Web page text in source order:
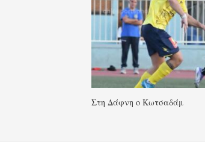
Στη Δάφνη ο Κωτσαδάμ